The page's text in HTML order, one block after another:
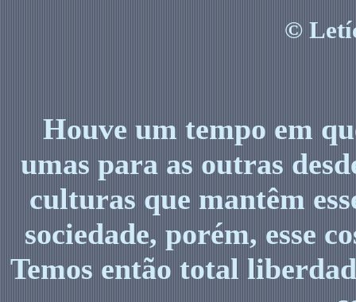
©
Houve um tempo em
umas para as outras
culturas que mantêm
sociedade, porém, esse
Temos então total